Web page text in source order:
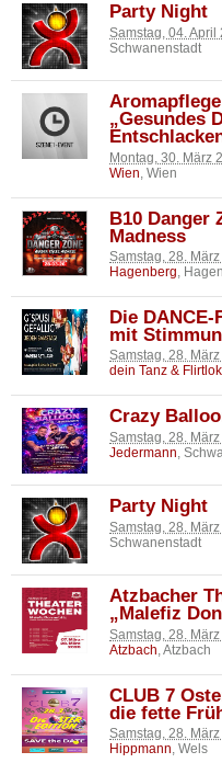
Party Night
Samstag, 04. April
Schwanenstadt
„Gesundes
Montag, 30. März
Wien , Wien
B10 Danger
Madness
Samstag, 28.
Hagenberg,
Die DANCE-
mit
Samstag, 28.
dein Tanz &
Crazy
Samstag, 28.
Jedermann ,
Party Night
Samstag, 28.
Schwanenstadt
Atzbacher
„Malefiz
Samstag, 28.
Atzbach , Atzbach
CLUB 7
die fette
Samstag, 28.
Hippmann, Wels